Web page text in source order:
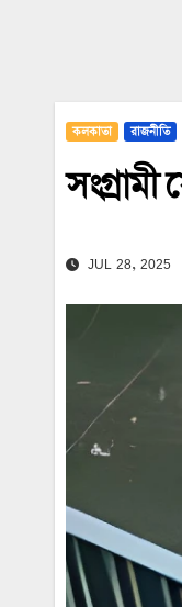
কলকাতা রাজনীতি
JUL 28, 2025